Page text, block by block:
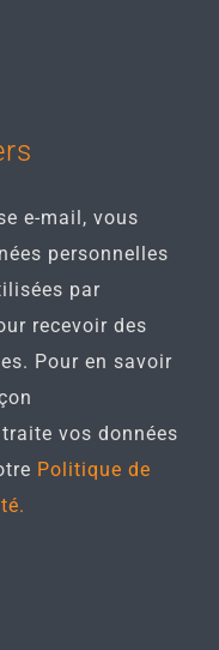
e-mail, vous
personnelles
par
recevoir des
Pour en savoir
traite vos données
Politique de